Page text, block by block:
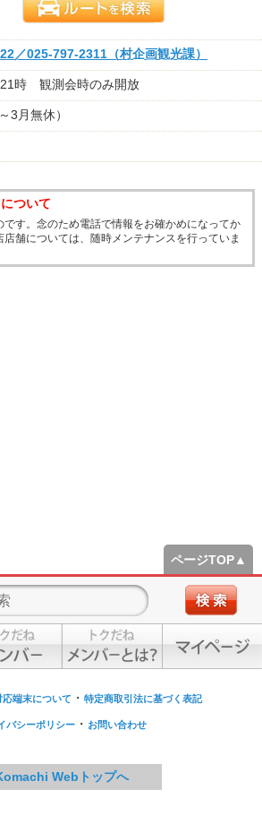
／025-797-2311（村企画観光課）
時 観測会時のみ開放
3月無休）
ついて
す。念のため電話で情報をお確かめになってか
舗については、随時メンテナンスを行っていま
ページTOP▲
応端末について ・ 特定商取引法に基づく表記
バシーポリシー ・ お問い合わせ
Webトップへ